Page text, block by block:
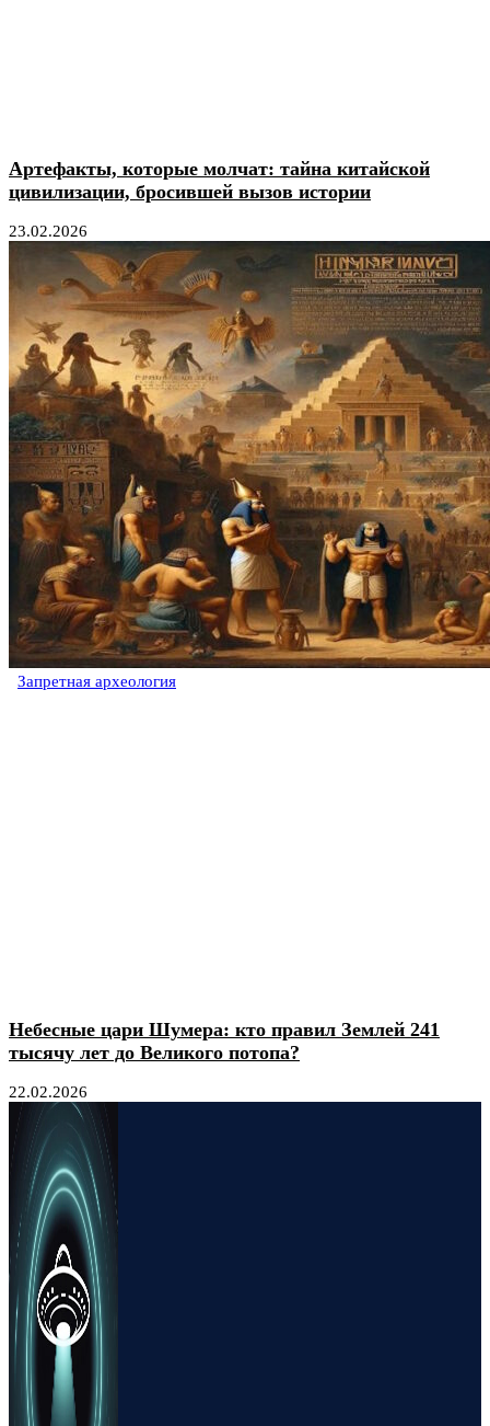
Артефакты, которые молчат: тайна китайской
цивилизации, бросившей вызов истории
23.02.2026
Запретная археология
Небесные цари Шумера: кто правил Землей 241
тысячу лет до Великого потопа?
22.02.2026